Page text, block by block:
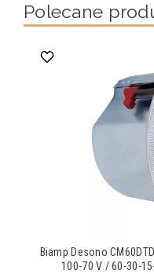
Polecane
Biamp Desono
100-70 V / 60-30-